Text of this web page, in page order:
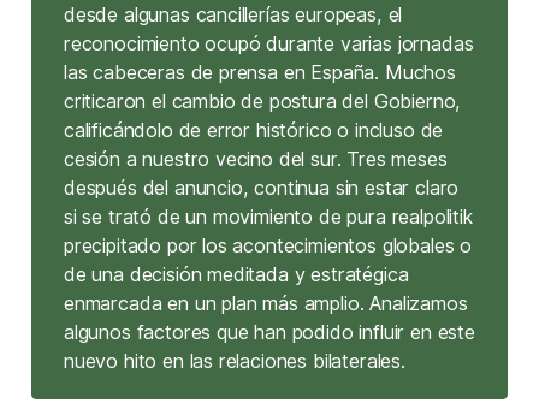
desde algunas cancillerías europeas, el
reconocimiento ocupó durante varias jornadas
las cabeceras de prensa en España. Muchos
criticaron el cambio de postura del Gobierno,
calificándolo de error histórico o incluso de
cesión a nuestro vecino del sur. Tres meses
después del anuncio, continua sin estar claro
si se trató de un movimiento de pura realpolitik
precipitado por los acontecimientos globales o
de una decisión meditada y estratégica
enmarcada en un plan más amplio. Analizamos
algunos factores que han podido influir en este
nuevo hito en las relaciones bilaterales.